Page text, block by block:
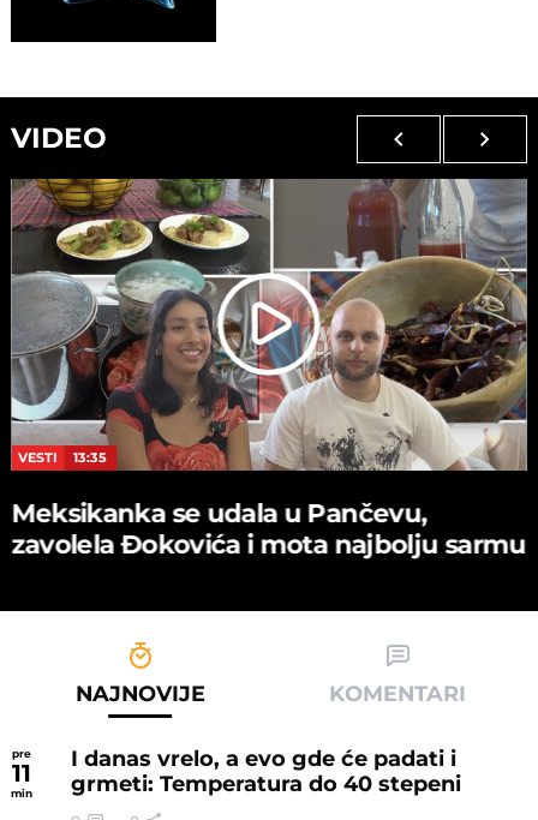
VIDEO
VESTI 13:35
Meksikanka se udala u Pančevu,
zavolela Đokovića i mota najbolju sarmu
NAJNOVIJE KOMENTARI
pre
11
min
I danas vrelo, a evo gde će padati i
grmeti: Temperatura do 40 stepeni